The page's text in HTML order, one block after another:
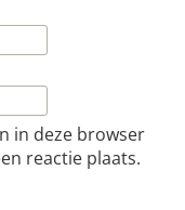
in deze browser
reactie plaats.